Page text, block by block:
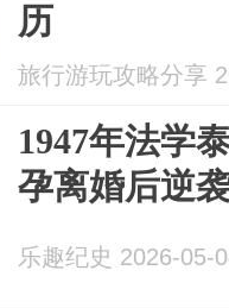
历
旅行游玩攻略分享
1947年法学
孕离婚后逆
乐趣纪史 2026-05-